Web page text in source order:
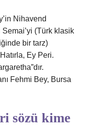
Nihavend
(Türk klasik
bir tarz)
Ey Peri.
Fehmi Bey, Bursa
sözü kime